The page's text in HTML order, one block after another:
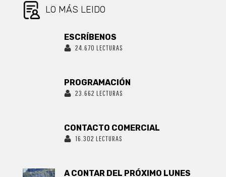
LO MÁS LEIDO
ESCRÍBENOS
24.670 LECTURAS
PROGRAMACIÓN
23.662 LECTURAS
CONTACTO COMERCIAL
16.302 LECTURAS
A CONTAR DEL PRÓXIMO LUNES